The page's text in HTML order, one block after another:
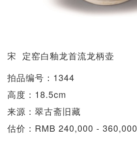
宋 定窑白釉龙首流龙柄壶
拍品编号：1344
高度：18.5cm
来源：翠古斋旧藏
估价：RMB 240,000 - 360,000